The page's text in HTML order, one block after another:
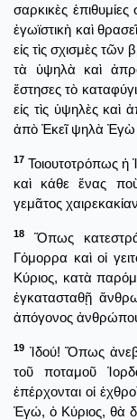
σαρκικὲς
ἐγωϊστικὴ καὶ
εἰς τὶς σχισμὲς
τὰ ὑψηλὰ καὶ
ἔστησες τὸ
εἰς τὶς ὑψηλὲς
ἀπὸ Ἐκεῖ ψηλὰ Ἐγὼ
17 Τοιουτοτρόπως ἡ
καὶ κάθε ἕνας
γεμᾶτος
18
Ὅπως
Γόμορρα καὶ οἱ
Κύριος, κατὰ
ἐγκατασταθῇ
ἀπόγονος
19 Ἰδού! Ὅπως
τοῦ ποταμοῦ
ἐπέρχονται οἱ
Ἐγώ, ὁ Κύριος, θὰ